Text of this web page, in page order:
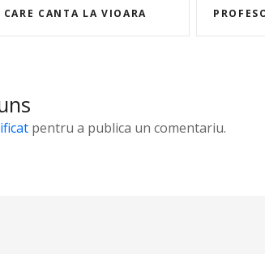
CANTA LA VIOARA
pentru a publica un comentariu.